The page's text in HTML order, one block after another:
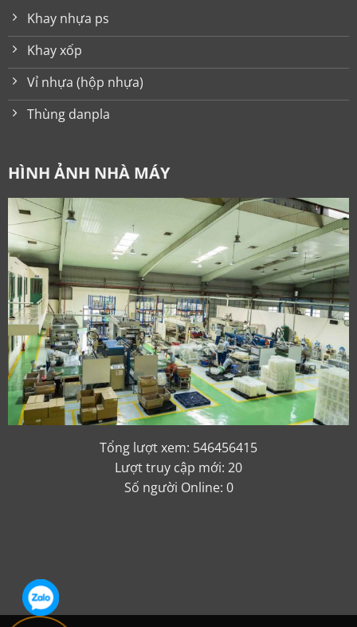
Khay nhựa ps
Khay xốp
Vỉ nhựa (hộp nhựa)
Thùng danpla
HÌNH ẢNH NHÀ MÁY
Tổng lượt xem: 546456415
Lượt truy cập mới: 20
Số người Online: 0